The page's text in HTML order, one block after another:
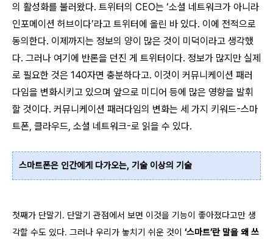
의 활성화를 불러왔다. 트위터의 CEO는 ‘소셜 네트워크가 아니라
인포메이션 허브이다’라고 트위터에 올린 바 있다. 이에 전적으로
동의한다. 이제까지는 정보의 양이 많은 것이 미덕이라고 생각했
다. 그러나 여기에 반론을 던진 게 트위터이다. 정보가 많지만 실제
로 필요한 것은 140자면 충분하다고. 이것이 커뮤니케이션 패러
다임을 변화시키고 있으며 앞으로 미디어 등에 많은 영향을 발휘
할 것이다. 커뮤니케이션 패러다임의 변화는 세 가지 키워드-스마
트폰, 클라우드, 소셜 네트워크-로 읽을 수 있다.
스마트폰은 인간에게 다가오는, 기술 이상의 기술
첫째가 단말기. 단말기 관점에서 보면 이것을 기능이 좋아졌다고만 생
각할 수도 있다. 그러나 우리가 놓치기 쉬운 것이 ‘스마트’란 말을 왜 쓰